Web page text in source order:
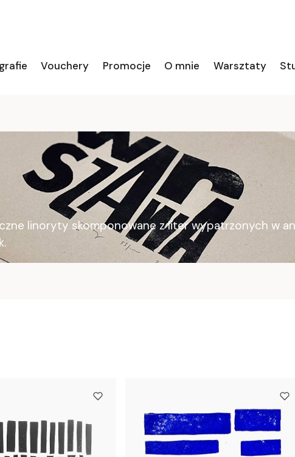
Vouchery Promocje O mnie Warsztaty
linoryty skomponowane z liter wypatrzonych w